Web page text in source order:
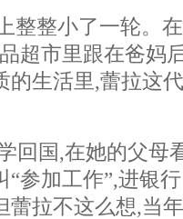
整整小了一轮。
超市里跟在爸妈
的生活里,蕾拉这
回国,在她的父母
参加工作”,进银
蕾拉不这么想,当